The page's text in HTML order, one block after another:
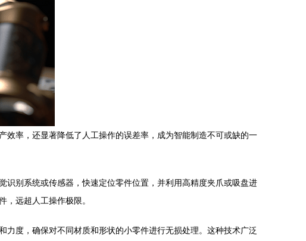
率，还显著降低了人工操作的误差率，成为智能制造不可或缺的一
别系统或传感器，快速定位零件位置，并利用高精度夹爪或吸盘进
远超人工操作极限。
度，确保对不同材质和形状的小零件进行无损处理。这种技术广泛